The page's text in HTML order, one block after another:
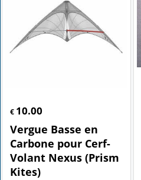
€ 10.00
Vergue Basse en
Carbone pour Cerf-
Volant Nexus (Prism
Kites)